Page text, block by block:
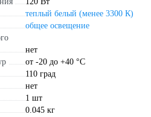
теплый белый (менее 3300 К)
общее освещение
нет
от -20 до +40 °С
110 град
нет
1 шт
0.045 кг